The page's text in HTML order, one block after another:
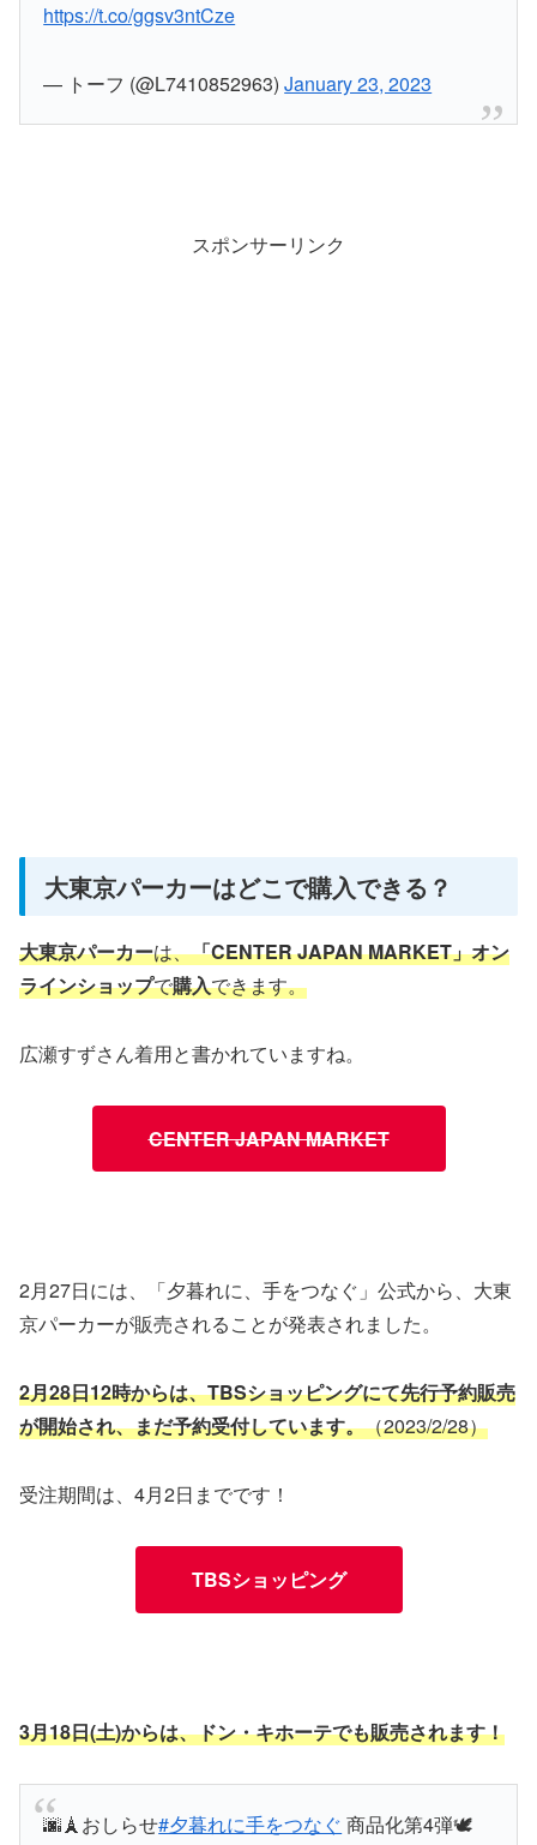
https://t.co/ggsv3ntCze
— トーフ (@L7410852963)January 23, 2023
スポンサーリンク
大東京パーカーはどこで購入できる？
大東京パーカーは、「CENTER JAPAN MARKET」オン
ラインショップで購入できます。
広瀬すずさん着用と書かれていますね。
CENTER JAPAN MARKET
2月27日には、「夕暮れに、手をつなぐ」公式から、大東
京パーカーが販売されることが発表されました。
2月28日12時からは、TBSショッピングにて先行予約販売
が開始され、まだ予約受付しています。（2023/2/28）
受注期間は、4月2日までです！
TBSショッピング
3月18日(土)からは、ドン・キホーテでも販売されます！
🌆🗼おしらせ#夕暮れに手をつなぐ 商品化第4弾🕊